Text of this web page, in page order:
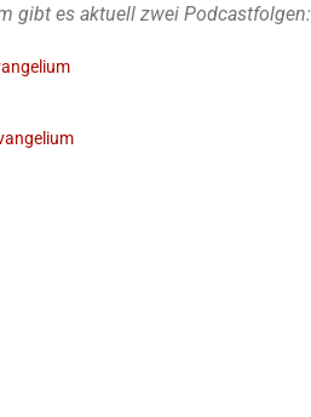
gibt es aktuell zwei Podcastfolgen: